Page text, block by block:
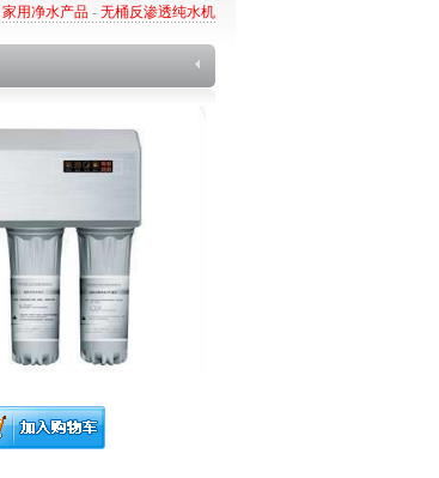
家用净水产品- 无桶反渗透纯水机